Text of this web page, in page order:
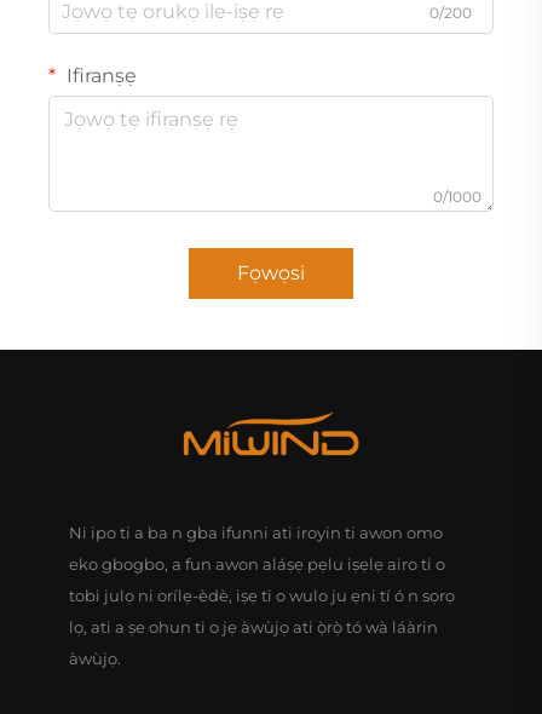
0/200
Ifiranṣẹ
0/1000
Fọwọsi
Ni ipo ti a ba n gba ifunni ati iroyin ti awon omo
eko gbogbo, a fun awon aláṣẹ pẹlu iṣẹlẹ airo ti o
tobi julọ ni orílẹ-èdè, iṣẹ ti o wulo ju ẹni tí ó n sọrọ
lọ, ati a ṣe ohun ti o jẹ àwùjọ ati ọ̀rọ̀ tó wà láàrin
àwùjọ.